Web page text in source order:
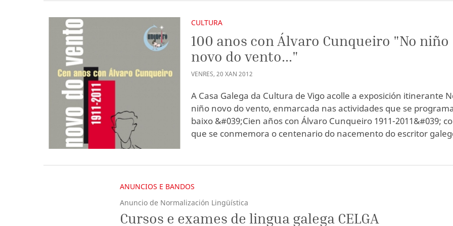
CULTURA
100 anos con Álvaro Cunqueiro "No niño
novo do vento..."
VENRES,20 XAN 2012
A Casa Galega da Cultura de Vigo acolle a exposición itinerante
niño novo do vento, enmarcada nas actividades que se
baixo &#039;Cien años con Álvaro Cunqueiro 1911-2011&#039; co
que se conmemora o centenario do nacemento do escritor
ANUNCIOS E BANDOS
Anuncio de Normalización Lingüística
Cursos e exames de lingua galega CELGA